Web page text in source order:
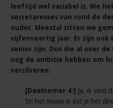
leeftijd wel variabel is. We
secretaresses van rond de
ouder. Meestal zitten we
vijfenveertig jaar. Er zijn ook
senior zijn. Dus die al over
nog de ambitie hebben om
verzilveren.
[Deelnemer 4:] Ja, ik vind
En het mooie is dat je het